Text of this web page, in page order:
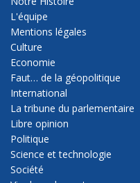
L'équipe
Mentions légales
Culture
Economie
Faut… de la géopolitique
International
La tribune du parlementaire
Libre opinion
Politique
Science et technologie
Société